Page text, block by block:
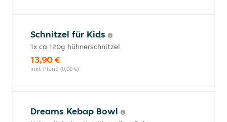
Schnitzel für Kids
1x ca 120g hühnerschnitzel
13,90 €
inkl. Pfand (0,00 €)
Dreams Kebap Bowl